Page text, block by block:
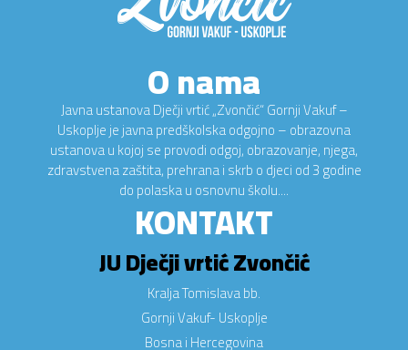
O nama
Javna ustanova Dječji vrtić „Zvončić“ Gornji Vakuf –
Uskoplje je javna predškolska odgojno – obrazovna
ustanova u kojoj se provodi odgoj, obrazovanje, njega,
zdravstvena zaštita, prehrana i skrb o djeci od 3 godine
do polaska u osnovnu školu....
KONTAKT
JU Dječji vrtić Zvončić
Kralja Tomislava bb.
Gornji Vakuf- Uskoplje
Bosna i Hercegovina